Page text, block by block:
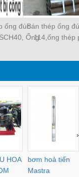
ống đúc
Ống
giá rẻ,
sắt đúc phi
Bán thép ống
114,ống thép
114,thép ống
HOA
bơm hoả tiển
Mastra
›